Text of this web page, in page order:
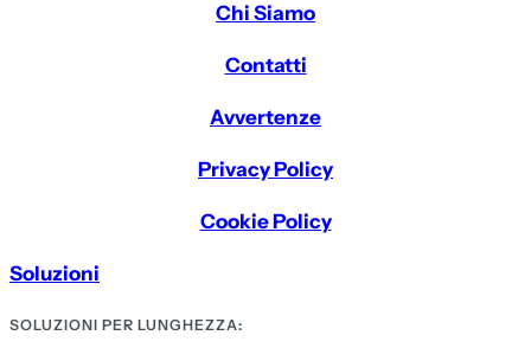
Chi Siamo
Contatti
Avvertenze
Privacy Policy
Cookie Policy
Soluzioni
SOLUZIONI PER LUNGHEZZA: